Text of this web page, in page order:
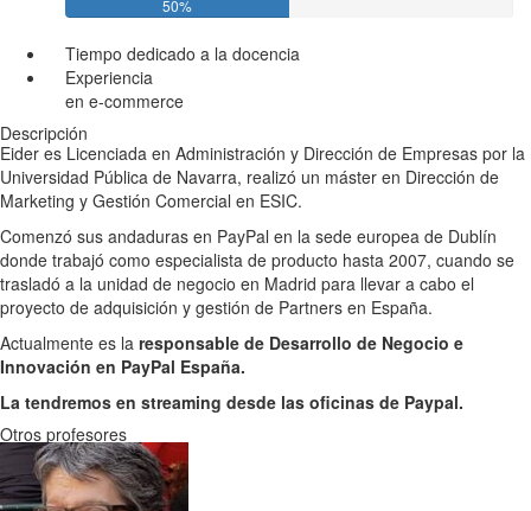
50%
Tiempo dedicado a la docencia
Experiencia
en e-commerce
Descripción
Eider es Licenciada en Administración y Dirección de Empresas por la
Universidad Pública de Navarra, realizó un máster en Dirección de
Marketing y Gestión Comercial en ESIC.
Comenzó sus andaduras en PayPal en la sede europea de Dublín
donde trabajó como especialista de producto hasta 2007, cuando se
trasladó a la unidad de negocio en Madrid para llevar a cabo el
proyecto de adquisición y gestión de Partners en España.
Actualmente es la responsable de Desarrollo de Negocio e
Innovación en PayPal España.
La tendremos en streaming desde las oficinas de Paypal.
Otros profesores